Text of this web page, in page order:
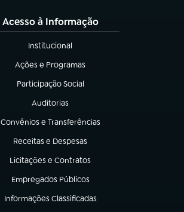
Acesso à Informação
Institucional
(abre em nova aba)
Ações e Programas
(abre em nova aba)
Participação Social
(abre em nova aba)
Auditorias
(abre em nova aba)
Convênios e Transferências
(abre em nova aba)
Receitas e Despesas
(abre em nova aba)
Licitações e Contratos
(abre em nova aba)
Empregados Públicos
(abre em nova aba)
Informações Classificadas
(abre em nova aba)